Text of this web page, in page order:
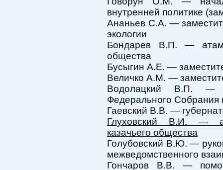
внутренней политике
Ананьев С.А. —
экологии
Бондарев В.П. —
общества
Бусыгин А.Е. —
Величко A.M. —
Водолацкий В.П. —
Федерального Собрания
Гаевский В.В. —
Глуховский В.И. —
казачьего общества
Голубовский В.Ю. —
межведомственного
Гончаров В.В. —